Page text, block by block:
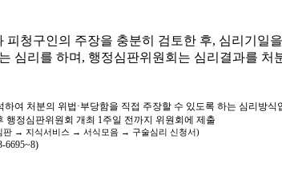
피청구인의 주장을 충분히 검토한 후, 심리기일
심리를 하며, 행정심판위원회는 심리결과를 처
하여 처분의 위법·부당함을 직접 주장할 수 있도록 하는 심리방식
행정심판위원회 개최 1주일 전까지 위원회에 제출
판 → 지식서비스 → 서식모음 → 구술심리 신청서)
6695~8)